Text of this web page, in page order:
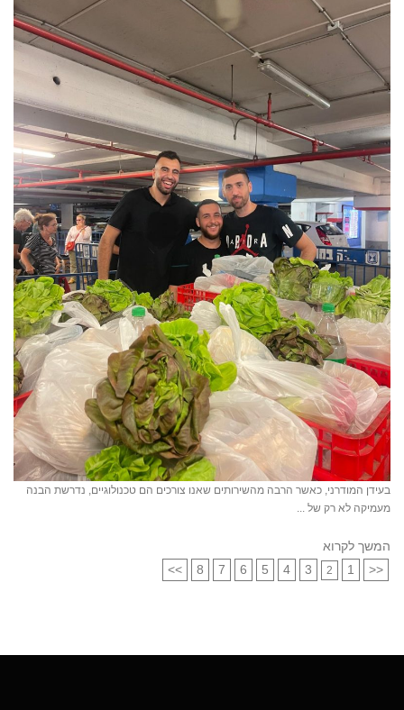
בעידן המודרני, כאשר הרבה מהשירותים שאנו צורכים הם טכנולוגיים, נדרשת הבנה
מעמיקה לא רק של ...
המשך לקרוא
<<
1
2
3
4
5
6
7
8
>>